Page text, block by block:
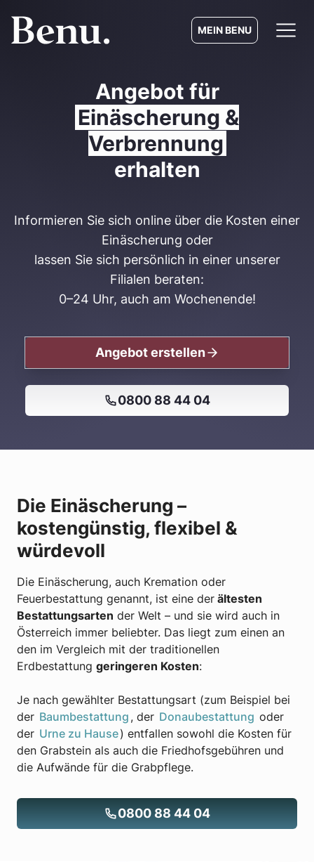
MEIN BENU
Angebot für
Einäscherung &
Verbrennung
erhalten
Informieren Sie sich online über die Kosten einer
Einäscherung oder
lassen Sie sich persönlich in einer unserer
Filialen beraten:
0–24 Uhr, auch am Wochenende!
Angebot erstellen
0800 88 44 04
Die Einäscherung –
kostengünstig, flexibel &
würdevoll
Die Einäscherung, auch Kremation oder
Feuerbestattung genannt, ist eine der ältesten
Bestattungsarten der Welt – und sie wird auch in
Österreich immer beliebter. Das liegt zum einen an
den im Vergleich mit der traditionellen
Erdbestattung geringeren Kosten:
Je nach gewählter Bestattungsart (zum Beispiel bei
der Baumbestattung , der Donaubestattung oder
der Urne zu Hause) entfallen sowohl die Kosten für
den Grabstein als auch die Friedhofsgebühren und
die Aufwände für die Grabpflege.
0800 88 44 04